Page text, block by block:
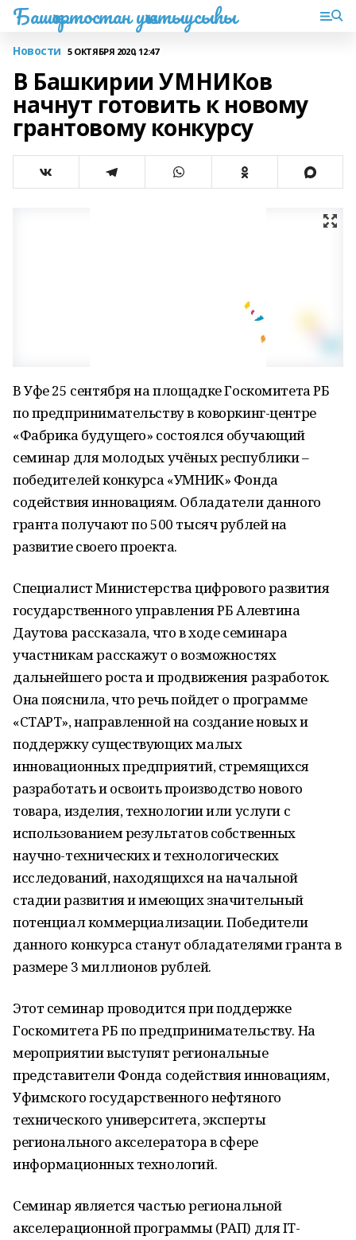
Башҡортостан уҡытыусыһы
Новости 5 ОКТЯБРЯ 2020, 12:47
В Башкирии УМНИКов
начнут готовить к новому
грантовому конкурсу
В Уфе 25 сентября на площадке Госкомитета РБ
по предпринимательству в коворкинг-центре
«Фабрика будущего» состоялся обучающий
семинар для молодых учёных республики –
победителей конкурса «УМНИК» Фонда
содействия инновациям. Обладатели данного
гранта получают по 500 тысяч рублей на
развитие своего проекта.
Специалист Министерства цифрового развития
государственного управления РБ Алевтина
Даутова рассказала, что в ходе семинара
участникам расскажут о возможностях
дальнейшего роста и продвижения разработок.
Она пояснила, что речь пойдет о программе
«СТАРТ», направленной на создание новых и
поддержку существующих малых
инновационных предприятий, стремящихся
разработать и освоить производство нового
товара, изделия, технологии или услуги с
использованием результатов собственных
научно-технических и технологических
исследований, находящихся на начальной
стадии развития и имеющих значительный
потенциал коммерциализации. Победители
данного конкурса станут обладателями гранта в
размере 3 миллионов рублей.
Этот семинар проводится при поддержке
Госкомитета РБ по предпринимательству. На
мероприятии выступят региональные
представители Фонда содействия инновациям,
Уфимского государственного нефтяного
технического университета, эксперты
регионального акселератора в сфере
информационных технологий.
Семинар является частью региональной
акселерационной программы (РАП) для IT-